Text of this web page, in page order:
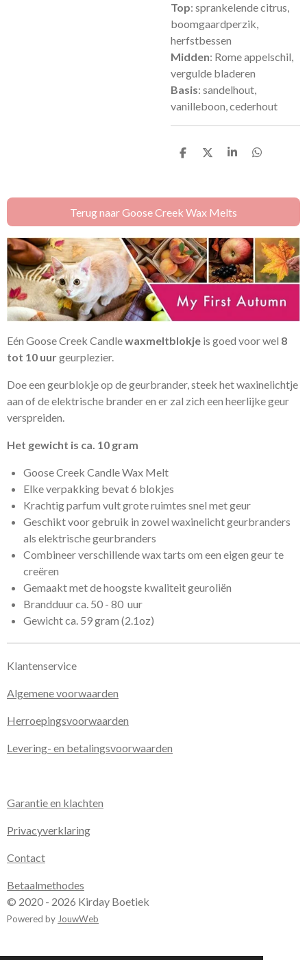
Top: sprankelende citrus,
boomgaardperzik,
herfstbessen
Midden: Rome appelschil,
vergulde bladeren
Basis: sandelhout,
vanilleboon, cederhout
D
n
D
S
e
D
n
Terug naar Goose Creek Wax Melts
Eén Goose Creek Candlewaxmeltblokje is goed voor wel 8
tot 10 uurgeurplezier.
Doe een geurblokje op de geurbrander, steek het waxinelichtje
aan of de elektrische brander en er zal zich een heerlijke geur
verspreiden.
Het gewicht is ca. 10 gram
Goose Creek Candle Wax Melt
Elke verpakking bevat 6 blokjes
Krachtig parfum vult grote ruimtes snel met geur
Geschikt voor gebruik in zowel waxinelicht geurbranders
als elektrische geurbranders
Combineer verschillende wax tarts om een eigen geur te
creëren
Gemaakt met de hoogste kwaliteit geuroliën
Brandduur ca. 50 - 80 uur
Gewicht ca. 59 gram (2.1oz)
Klantenservice
Algemene voorwaarden
Herroepingsvoorwaarden
Levering- en betalingsvoorwaarden
Garantie en klachten
Privacyverklaring
Contact
Betaalmethodes
© 2020 - 2026 Kirday Boetiek
Powered by JouwWeb